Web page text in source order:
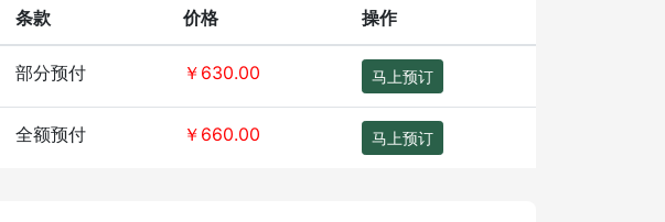
条款 价格 操作
部分预付 ￥630.00 马上预订
全额预付 ￥660.00 马上预订